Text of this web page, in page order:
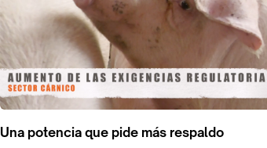
Una potencia que pide más respaldo